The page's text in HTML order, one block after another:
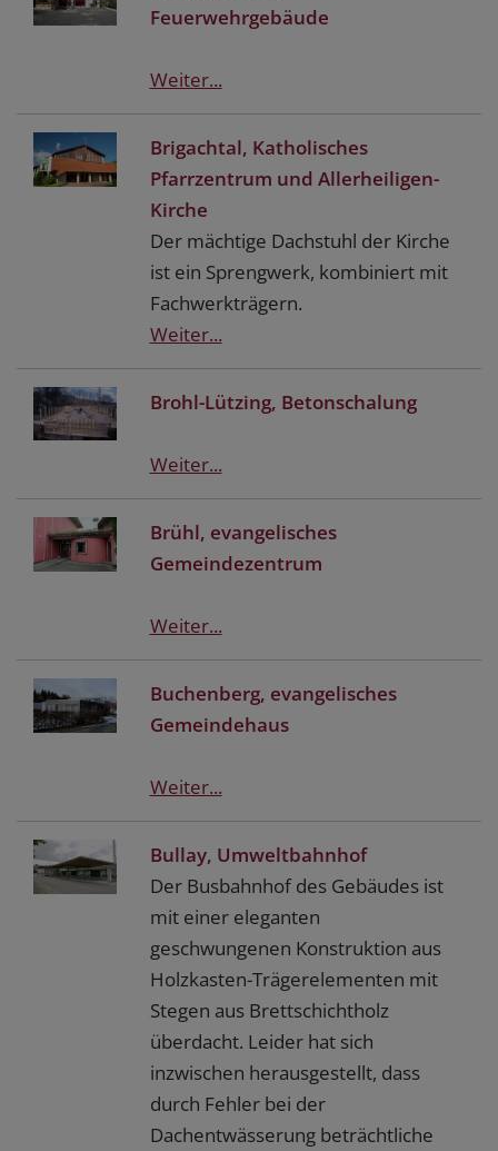
Feuerwehrgebäude
Weiter...
Brigachtal, Katholisches
Pfarrzentrum und Allerheiligen-
Kirche
Der mächtige Dachstuhl der Kirche
ist ein Sprengwerk, kombiniert mit
Fachwerkträgern.
Weiter...
Brohl-Lützing, Betonschalung
Weiter...
Brühl, evangelisches
Gemeindezentrum
Weiter...
Buchenberg, evangelisches
Gemeindehaus
Weiter...
Bullay, Umweltbahnhof
Der Busbahnhof des Gebäudes ist
mit einer eleganten
geschwungenen Konstruktion aus
Holzkasten-Trägerelementen mit
Stegen aus Brettschichtholz
überdacht. Leider hat sich
inzwischen herausgestellt, dass
durch Fehler bei der
Dachentwässerung beträchtliche